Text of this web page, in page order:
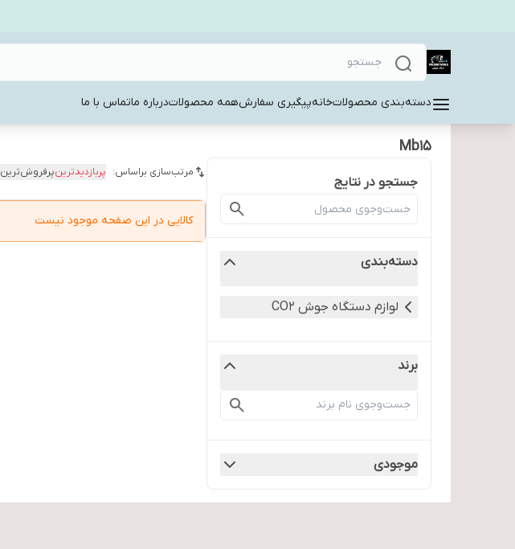
دسته‌بندی محصولاتخانهپیگیری سفارشهمه محصولاتدرباره ماتماس با ما
Mb15
جستجو در نتایج
دسته‌بندی
لوازم دستگاه جوش CO2
برند
موجودی
مرتب‌سازی براساس: پربازدیدترینپرفروش‌ترین
کالایی در این صفحه موجود نیست